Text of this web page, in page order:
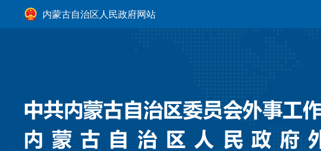
内蒙古自治区人民政府网站